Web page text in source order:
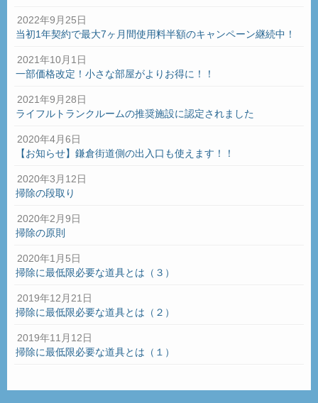
2022年9月25日
当初1年契約で最大7ヶ月間使用料半額のキャンペーン継続中！
2021年10月1日
一部価格改定！小さな部屋がよりお得に！！
2021年9月28日
ライフルトランクルームの推奨施設に認定されました
2020年4月6日
【お知らせ】鎌倉街道側の出入口も使えます！！
2020年3月12日
掃除の段取り
2020年2月9日
掃除の原則
2020年1月5日
掃除に最低限必要な道具とは（３）
2019年12月21日
掃除に最低限必要な道具とは（２）
2019年11月12日
掃除に最低限必要な道具とは（１）